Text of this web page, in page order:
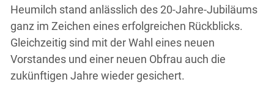
Heumilch stand anlässlich des 20-Jahre-Jubiläums
ganz im Zeichen eines erfolgreichen Rückblicks.
Gleichzeitig sind mit der Wahl eines neuen
Vorstandes und einer neuen Obfrau auch die
zukünftigen Jahre wieder gesichert.